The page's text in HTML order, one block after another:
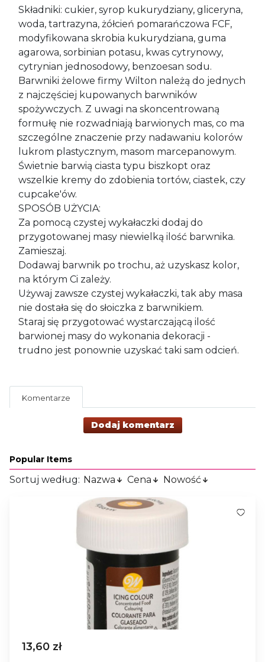
Składniki: cukier, syrop kukurydziany, gliceryna,
woda, tartrazyna, żółcień pomarańczowa FCF,
modyfikowana skrobia kukurydziana, guma
agarowa, sorbinian potasu, kwas cytrynowy,
cytrynian jednosodowy, benzoesan sodu.
Barwniki żelowe firmy Wilton należą do jednych
z najczęściej kupowanych barwników
spożywczych. Z uwagi na skoncentrowaną
formułę nie rozwadniają barwionych mas, co ma
szczególne znaczenie przy nadawaniu kolorów
lukrom plastycznym, masom marcepanowym.
Świetnie barwią ciasta typu biszkopt oraz
wszelkie kremy do zdobienia tortów, ciastek, czy
cupcake'ów.
SPOSÓB UŻYCIA:
Za pomocą czystej wykałaczki dodaj do
przygotowanej masy niewielką ilość barwnika.
Zamieszaj.
Dodawaj barwnik po trochu, aż uzyskasz kolor,
na którym Ci zależy.
Używaj zawsze czystej wykałaczki, tak aby masa
nie dostała się do słoiczka z barwnikiem.
Staraj się przygotować wystarczającą ilość
barwionej masy do wykonania dekoracji -
trudno jest ponownie uzyskać taki sam odcień.
Komentarze
Dodaj komentarz
Popular Items
Sortuj według: Nazwa Cena Nowość
13,60 zł